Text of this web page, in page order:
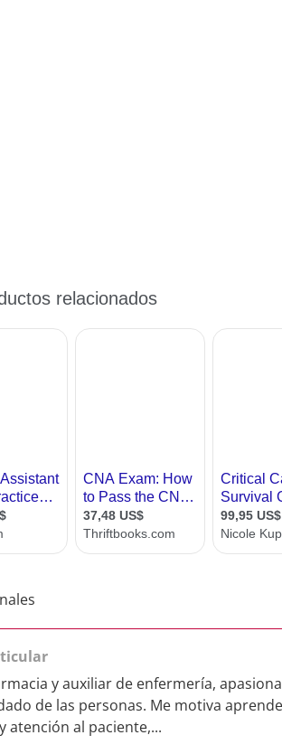
y auxiliar de enfermería,
de las personas. Me motiva
atención al paciente,...